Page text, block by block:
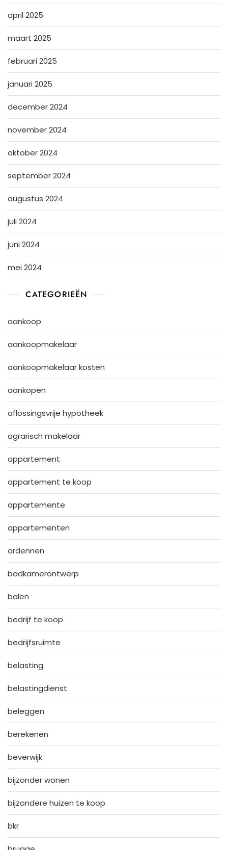
april 2025
maart 2025
februari 2025
januari 2025
december 2024
november 2024
oktober 2024
september 2024
augustus 2024
juli 2024
juni 2024
mei 2024
CATEGORIEËN
aankoop
aankoopmakelaar
aankoopmakelaar kosten
aankopen
aflossingsvrije hypotheek
agrarisch makelaar
appartement
appartement te koop
appartemente
appartementen
ardennen
badkamerontwerp
balen
bedrijf te koop
bedrijfsruimte
belasting
belastingdienst
beleggen
berekenen
beverwijk
bijzonder wonen
bijzondere huizen te koop
bkr